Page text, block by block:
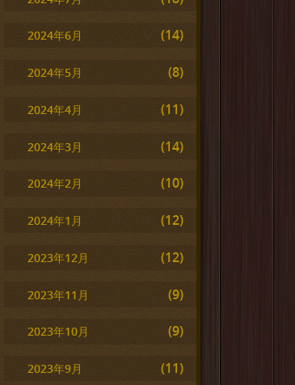
2024年6月 (14)
2024年5月 (8)
2024年4月 (11)
2024年3月 (14)
2024年2月 (10)
2024年1月 (12)
2023年12月 (12)
2023年11月 (9)
2023年10月 (9)
2023年9月 (11)